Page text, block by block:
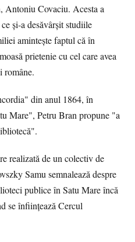
Antoniu Covaciu. Acesta a
şi-a desăvârşit studiile
aminteşte faptul că în
prietenie cu cel care avea
române.
din anul 1864, în
Mare", Petru Bran propune "a
realizată de un colectiv de
Samu semnalează despre
publice în Satu Mare încă
se înfiinţează Cercul